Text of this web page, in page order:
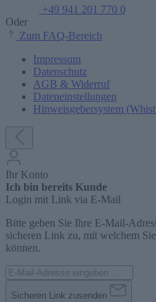
+49 941 201 770 0
Oder
Zum FAQ-Bereich
Impressum
Datenschutz
AGB & Widerruf
Dateneinstellungen
Hinweisgebersystem
Ihr Konto
Ich bin bereits Kunde
Login mit Link via E-Mail
Bitte geben Sie Ihre E-Mail-
sicheren Link zu, mit welchem
können.
Sicheren Link zusenden